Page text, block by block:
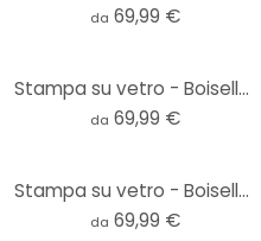
da 69,99 €
Stampa su vetro - Boiselle - Stallone purosangue arabo Europa Al Khidar
da 69,99 €
Stampa su vetro - Boiselle - Frisone
da 69,99 €